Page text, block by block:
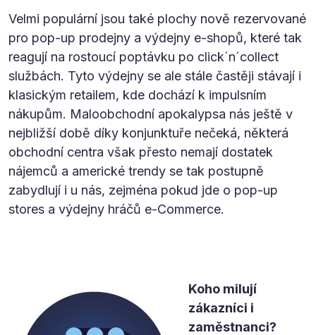
Velmi populární jsou také plochy nově rezervované
pro pop-up prodejny a výdejny e-shopů, které tak
reagují na rostoucí poptávku po click´n´collect
službách. Tyto výdejny se ale stále častěji stávají i
klasickým retailem, kde dochází k impulsním
nákupům. Maloobchodní apokalypsa nás ještě v
nejbližší době díky konjunktuře nečeká, některá
obchodní centra však přesto nemají dostatek
nájemců a americké trendy se tak postupně
zabydlují i u nás, zejména pokud jde o pop-up
stores a výdejny hráčů e-Commerce.
Koho milují
zákazníci i
zaměstnanci?